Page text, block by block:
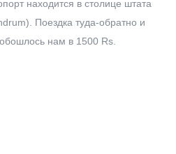
находится в столице штата
Поездка туда-обратно и
нам в 1500 Rs.